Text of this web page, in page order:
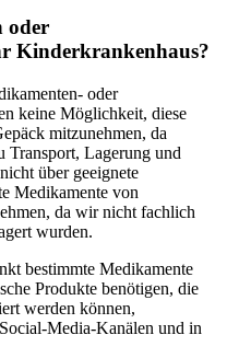
oder
Kinderkrankenhaus?
oder
keine Möglichkeit, diese
mitzunehmen, da
Transport, Lagerung und
über geeignete
Medikamente von
da wir nicht fachlich
wurden.
bestimmte Medikamente
Produkte benötigen, die
werden können,
Media-Kanälen und in